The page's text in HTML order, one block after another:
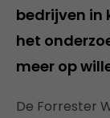
bedrijven in
het
meer op
De Forrester